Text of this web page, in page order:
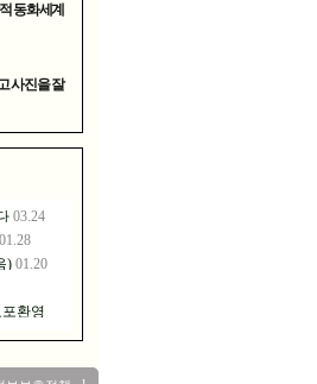
..
동화세계
사진을 잘